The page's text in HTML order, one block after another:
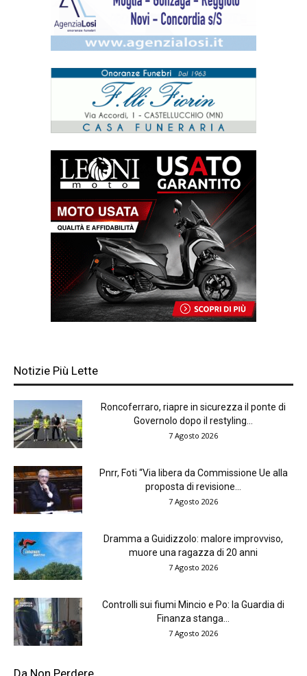
Notizie Più Lette
Roncoferraro, riapre in sicurezza il ponte di
Governolo dopo il restyling...
7 Agosto 2026
Pnrr, Foti “Via libera da Commissione Ue alla
proposta di revisione...
7 Agosto 2026
Dramma a Guidizzolo: malore improvviso,
muore una ragazza di 20 anni
7 Agosto 2026
Controlli sui fiumi Mincio e Po: la Guardia di
Finanza stanga...
7 Agosto 2026
Da Non Perdere